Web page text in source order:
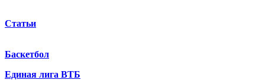
Статьи
Баскетбол
Единая лига ВТБ